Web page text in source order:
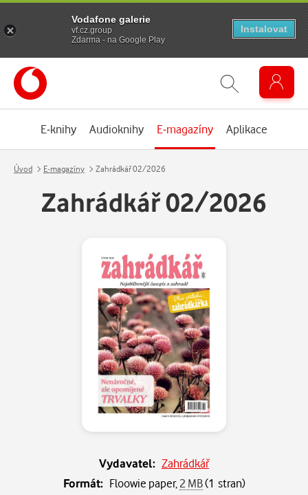
E-knihy Audioknihy E-magazíny Aplikace
Úvod E-magazíny Zahrádkář 02/2026
Zahrádkář 02/2026
Vydavatel: Zahrádkář
Formát: Floowie paper, 2 MB(1 stran)
Vodafone galerie
vf.cz.group
Zdarma - na Google Play
Instalovat